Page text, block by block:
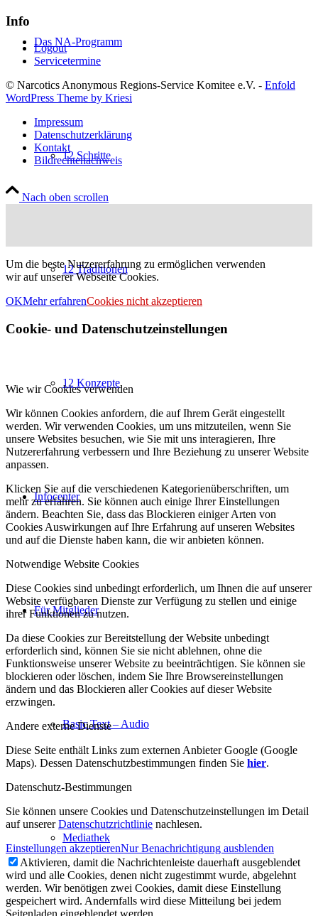
Das NA-Programm
12 Schritte
12 Traditionen
12 Konzepte
Infocenter
Für Mitglieder
Basic Text – Audio
Mediathek
Info
Logout
Servicetermine
© Narcotics Anonymous Regions-Service Komitee e.V. - Enfold
WordPress Theme by Kriesi
Impressum
Datenschutzerklärung
Kontakt
Bildrechtenachweis
Nach oben scrollen
Um die beste Nutzererfahrung zu ermöglichen verwenden
wir auf unserer Webseite Cookies.
OKMehr erfahrenCookies nicht akzeptieren
Cookie- und Datenschutzeinstellungen
Wie wir Cookies verwenden
Wir können Cookies anfordern, die auf Ihrem Gerät eingestellt
werden. Wir verwenden Cookies, um uns mitzuteilen, wenn Sie
unsere Websites besuchen, wie Sie mit uns interagieren, Ihre
Nutzererfahrung verbessern und Ihre Beziehung zu unserer Website
anpassen.
Klicken Sie auf die verschiedenen Kategorienüberschriften, um
mehr zu erfahren. Sie können auch einige Ihrer Einstellungen
ändern. Beachten Sie, dass das Blockieren einiger Arten von
Cookies Auswirkungen auf Ihre Erfahrung auf unseren Websites
und auf die Dienste haben kann, die wir anbieten können.
Notwendige Website Cookies
Diese Cookies sind unbedingt erforderlich, um Ihnen die auf unserer
Website verfügbaren Dienste zur Verfügung zu stellen und einige
ihrer Funktionen zu nutzen.
Da diese Cookies zur Bereitstellung der Website unbedingt
erforderlich sind, können Sie sie nicht ablehnen, ohne die
Funktionsweise unserer Website zu beeinträchtigen. Sie können sie
blockieren oder löschen, indem Sie Ihre Browsereinstellungen
ändern und das Blockieren aller Cookies auf dieser Website
erzwingen.
Andere externe Dienste
Diese Seite enthält Links zum externen Anbieter Google (Google
Maps). Dessen Datenschutzbestimmungen finden Sie hier.
Datenschutz-Bestimmungen
Sie können unsere Cookies und Datenschutzeinstellungen im Detail
auf unsererDatenschutzrichtlinie nachlesen.
Einstellungen akzeptierenNur Benachrichtigung ausblenden
Aktivieren, damit die Nachrichtenleiste dauerhaft ausgeblendet
wird und alle Cookies, denen nicht zugestimmt wurde, abgelehnt
werden. Wir benötigen zwei Cookies, damit diese Einstellung
gespeichert wird. Andernfalls wird diese Mitteilung bei jedem
Seitenladen eingeblendet werden.